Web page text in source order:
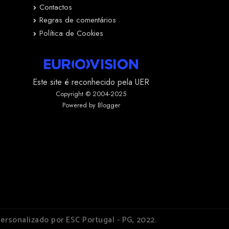
Contactos
Regras de comentários
Política de Cookies
Este site é reconhecido pela UER
Copyright © 2004-2025
Powered by Blogger
por ESC Portugal - PG, 2022.